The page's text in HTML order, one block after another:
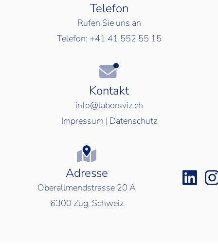
Telefon
Rufen Sie uns an
Telefon: +41 41 552 55 15
Kontakt
info@laborsviz.ch
Impressum | Datenschutz
Adresse
Oberallmendstrasse 20 A
6300 Zug, Schweiz